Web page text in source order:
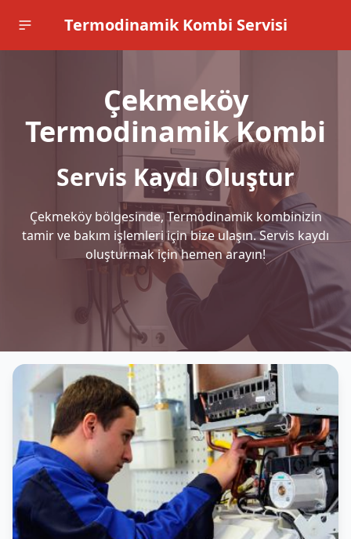
Termodinamik Kombi Servisi
Çekmeköy
Termodinamik Kombi
Servis Kaydı Oluştur
Çekmeköy bölgesinde, Termodinamik kombinizin
tamir ve bakım işlemleri için bize ulaşın. Servis kaydı
oluşturmak için hemen arayın!